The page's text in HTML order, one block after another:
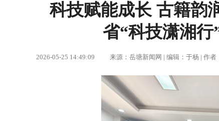
科技赋能成长 古籍
省“科技潇湘
2026-05-25 14:49:09 来源：岳塘新闻网 | 编辑：于杨 | 作